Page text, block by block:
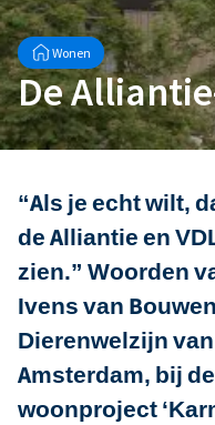
Wonen
De
“Als je echt wilt,
de Alliantie en
zien.” Woorden
Ivens van
Dierenwelzijn
Amsterdam, bij
woonproject